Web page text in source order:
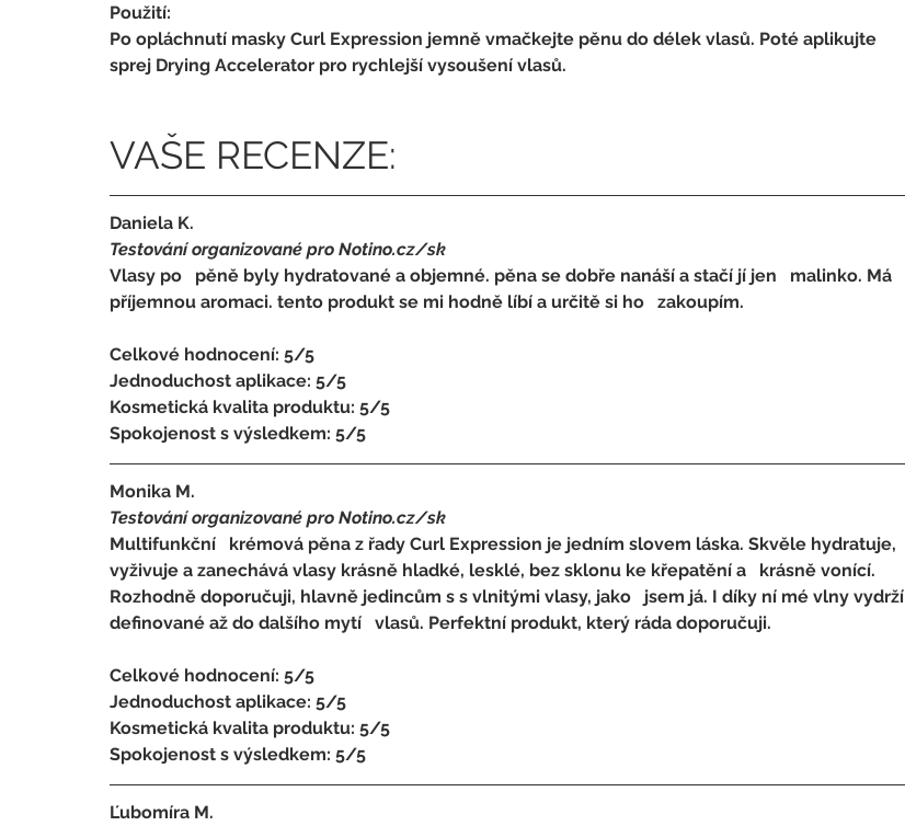
Použití:
Po opláchnutí masky Curl Expression jemně vmačkejte pěnu do délek vlasů. Poté aplikujte
sprej Drying Accelerator pro rychlejší vysoušení vlasů.
VAŠE RECENZE:
Daniela K.
Testování organizované pro Notino.cz/sk
Vlasy po   pěně byly hydratované a objemné. pěna se dobře nanáší a stačí jí jen   malinko. Má
příjemnou aromaci. tento produkt se mi hodně líbí a určitě si ho   zakoupím.
Celkové hodnocení: 5/5
Jednoduchost aplikace: 5/5
Kosmetická kvalita produktu: 5/5
Spokojenost s výsledkem: 5/5
Monika M.
Testování organizované pro Notino.cz/sk
Multifunkční   krémová pěna z řady Curl Expression je jedním slovem láska. Skvěle hydratuje,
vyživuje a zanechává vlasy krásně hladké, lesklé, bez sklonu ke křepatění a   krásně vonící.
Rozhodně doporučuji, hlavně jedincům s s vlnitými vlasy, jako   jsem já. I díky ní mé vlny vydrží
definované až do dalšího mytí   vlasů. Perfektní produkt, který ráda doporučuji.
Celkové hodnocení: 5/5
Jednoduchost aplikace: 5/5
Kosmetická kvalita produktu: 5/5
Spokojenost s výsledkem: 5/5
Ľubomíra M.